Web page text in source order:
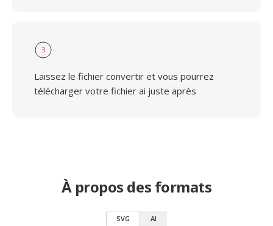
3
Laissez le fichier convertir et vous pourrez
télécharger votre fichier ai juste après
À propos des formats
SVG AI